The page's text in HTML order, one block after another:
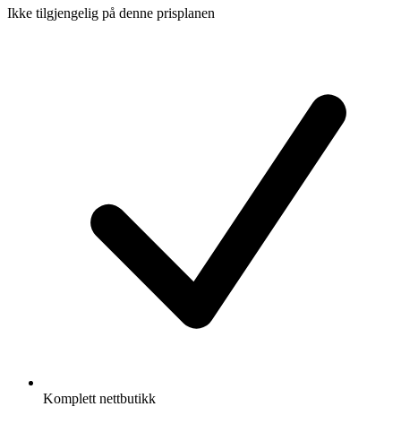
Ikke tilgjengelig på denne prisplanen
Komplett nettbutikk